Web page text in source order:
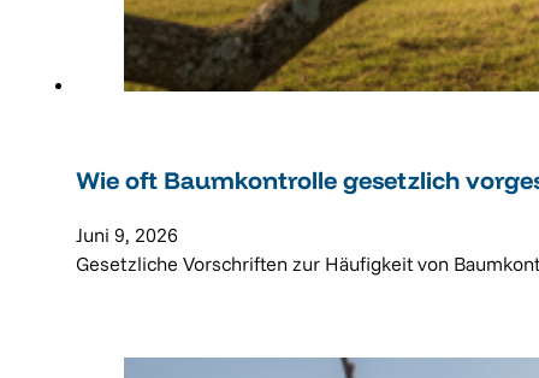
Wie oft Baumkontrolle gesetzlich
Juni 9, 2026
Gesetzliche Vorschriften zur Häufigkeit von